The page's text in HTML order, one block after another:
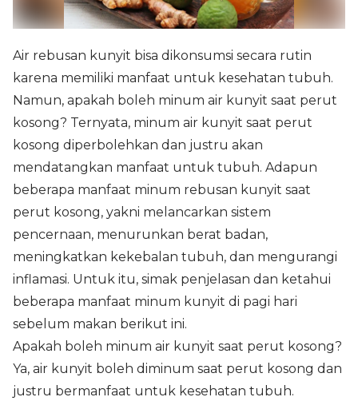
Air rebusan kunyit bisa dikonsumsi secara rutin
karena memiliki manfaat untuk kesehatan tubuh.
Namun, apakah boleh minum air kunyit saat perut
kosong? Ternyata, minum air kunyit saat perut
kosong diperbolehkan dan justru akan
mendatangkan manfaat untuk tubuh. Adapun
beberapa manfaat minum rebusan kunyit saat
perut kosong, yakni melancarkan sistem
pencernaan, menurunkan berat badan,
meningkatkan kekebalan tubuh, dan mengurangi
inflamasi. Untuk itu, simak penjelasan dan ketahui
beberapa manfaat minum kunyit di pagi hari
sebelum makan berikut ini.
Apakah boleh minum air kunyit saat perut kosong?
Ya, air kunyit boleh diminum saat perut kosong dan
justru bermanfaat untuk kesehatan tubuh.